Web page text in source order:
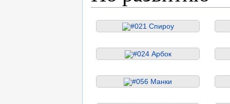
#021 Спироу
#024 Арбок
#056 Манки